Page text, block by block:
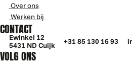
Over ons
Werken bij
CONTACT
Ewinkel 12
5431 ND Cuijk
+31 85 130 16 93
VOLG ONS